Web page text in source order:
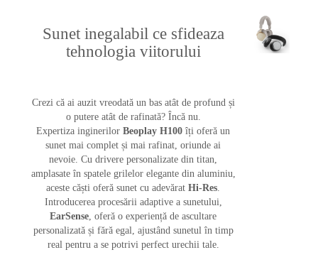
Sunet inegalabil ce sfideaza
tehnologia viitorului
Crezi că ai auzit vreodată un bas atât de profund și
o putere atât de rafinată? Încă nu.
Expertiza inginerilor Beoplay H100 îți oferă un
sunet mai complet și mai rafinat, oriunde ai
nevoie. Cu drivere personalizate din titan,
amplasate în spatele grilelor elegante din aluminiu,
aceste căști oferă sunet cu adevărat Hi-Res.
Introducerea procesării adaptive a sunetului,
EarSense, oferă o experiență de ascultare
personalizată și fără egal, ajustând sunetul în timp
real pentru a se potrivi perfect urechii tale.